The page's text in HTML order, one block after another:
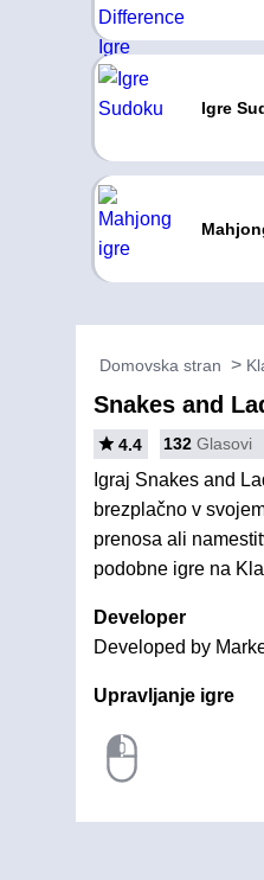
Igre
Domovska stran
Snakes and
4.4 132 Glasovi
Igraj Snakes and
brezplačno v
prenosa ali
podobne igre na
Developer
Developed by
Upravljanje igre